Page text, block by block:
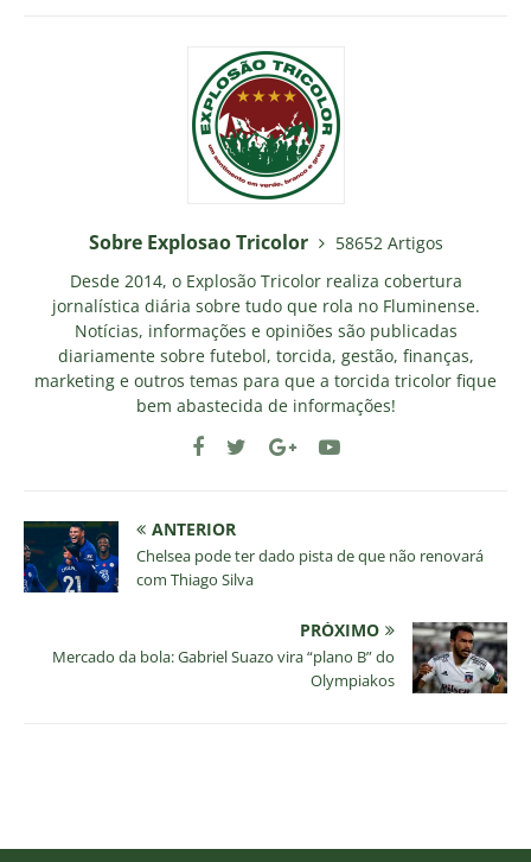
Sobre Explosao Tricolor
58652 Artigos
Desde 2014, o Explosão Tricolor realiza cobertura
jornalística diária sobre tudo que rola no Fluminense.
Notícias, informações e opiniões são publicadas
diariamente sobre futebol, torcida, gestão, finanças,
marketing e outros temas para que a torcida tricolor fique
bem abastecida de informações!
ANTERIOR
Chelsea pode ter dado pista de que não renovará
com Thiago Silva
PRÓXIMO
Mercado da bola: Gabriel Suazo vira “plano B” do
Olympiakos